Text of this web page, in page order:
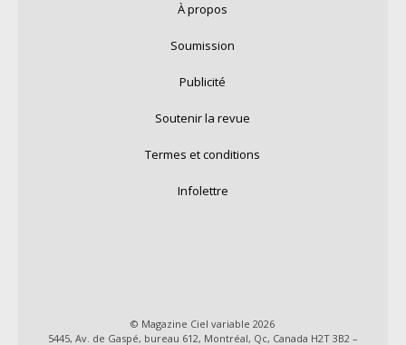
À propos
Soumission
Publicité
Soutenir la revue
Termes et conditions
Infolettre
© Magazine Ciel variable 2026
5445, Av. de Gaspé, bureau 612, Montréal, Qc, Canada H2T 3B2 –